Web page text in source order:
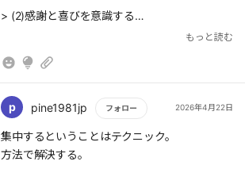
決意するのではなく、思考を中断させない仕組
この工夫を考えることが1の新発見にもなる。
● 体感時間の変更手法
「今、この瞬間」の楽しさや心地良さを大切に
する感覚を
適度に持つことで、体験を丁寧に味わえるよう
> (2)感謝と喜びを意識する
> (4)「これは自分の時間だ」と意識する
もっと読む
p pine1981jp フォロー 2026年4月22日
もっと読む
集中するということはテクニック。
方法で解決する。